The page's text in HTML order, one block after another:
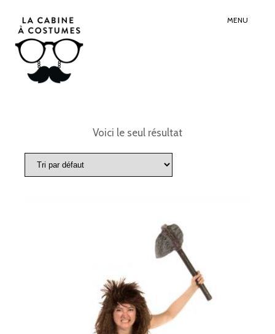
MENU
Voici le seul résultat